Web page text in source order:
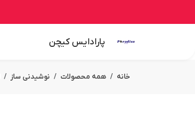
پارادایس کیچن
خانه همه محصولات نوشیدنی ساز